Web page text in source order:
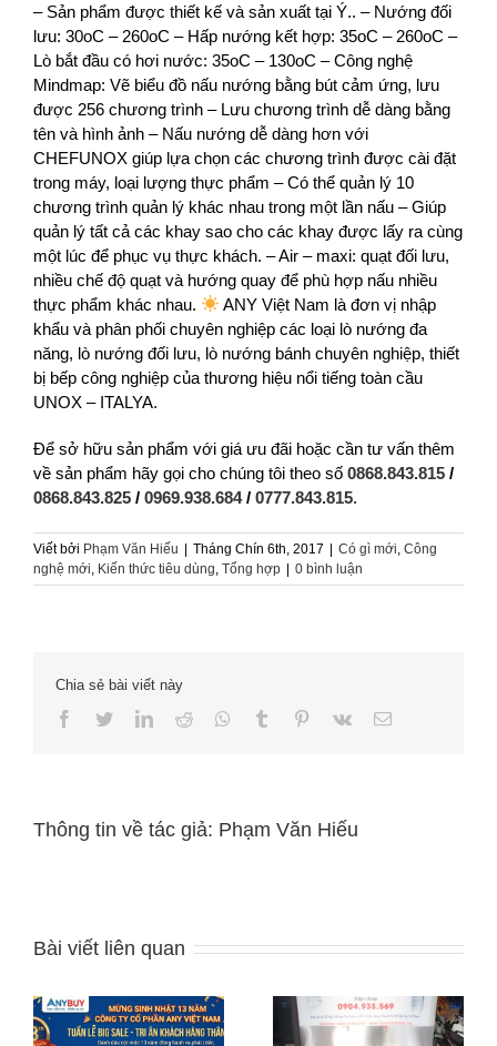
– Sản phẩm được thiết kế và sản xuất tại Ý.. – Nướng đối
lưu: 30oC – 260oC – Hấp nướng kết hợp: 35oC – 260oC –
Lò bắt đầu có hơi nước: 35oC – 130oC – Công nghệ
Mindmap: Vẽ biểu đồ nấu nướng bằng bút cảm ứng, lưu
được 256 chương trình – Lưu chương trình dễ dàng bằng
tên và hình ảnh – Nấu nướng dễ dàng hơn với
CHEFUNOX giúp lựa chọn các chương trình được cài đặt
trong máy, loại lượng thực phẩm – Có thể quản lý 10
chương trình quản lý khác nhau trong một lần nấu – Giúp
quản lý tất cả các khay sao cho các khay được lấy ra cùng
một lúc để phục vụ thực khách. – Air – maxi: quạt đối lưu,
nhiều chế độ quạt và hướng quay để phù hợp nấu nhiều
thực phẩm khác nhau.
ANY Việt Nam là đơn vị nhập
khẩu và phân phối chuyên nghiệp các loại lò nướng đa
năng, lò nướng đối lưu, lò nướng bánh chuyên nghiệp, thiết
bị bếp công nghiệp của thương hiệu nổi tiếng toàn cầu
UNOX – ITALYA.
Để sở hữu sản phẩm với giá ưu đãi hoặc cần tư vấn thêm
về sản phẩm hãy gọi cho chúng tôi theo số 0868.843.815 /
0868.843.825 / 0969.938.684/ 0777.843.815.
Viết bởi Phạm Văn Hiếu | Tháng Chín 6th, 2017 | Có gì mới Công
nghệ mới Kiến thức tiêu dùng Tổng hợp | 0 bình luận
Chia sẻ bài viết này
Facebook
TwitterLinkedIn
Reddit Whatsapp
Tumblr Pinterest
Vk Email
Thông tin về tác giả: Phạm Văn Hiếu
Bài viết liên quan